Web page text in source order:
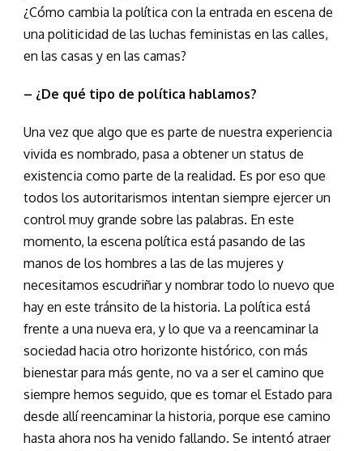
¿Cómo cambia la política con la entrada en escena de
una politicidad de las luchas feministas en las calles,
en las casas y en las camas?
– ¿De qué tipo de política hablamos?
Una vez que algo que es parte de nuestra experiencia
vivida es nombrado, pasa a obtener un status de
existencia como parte de la realidad. Es por eso que
todos los autoritarismos intentan siempre ejercer un
control muy grande sobre las palabras. En este
momento, la escena política está pasando de las
manos de los hombres a las de las mujeres y
necesitamos escudriñar y nombrar todo lo nuevo que
hay en este tránsito de la historia. La política está
frente a una nueva era, y lo que va a reencaminar la
sociedad hacia otro horizonte histórico, con más
bienestar para más gente, no va a ser el camino que
siempre hemos seguido, que es tomar el Estado para
desde allí reencaminar la historia, porque ese camino
hasta ahora nos ha venido fallando. Se intentó atraer